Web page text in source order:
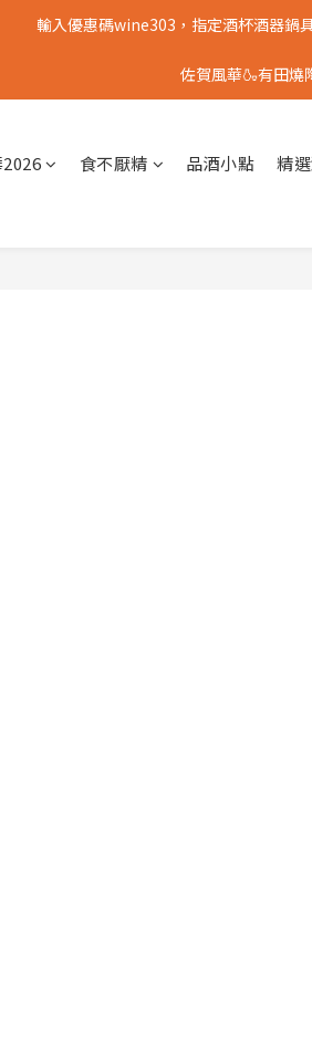
輸入優惠碼wine303，指定酒杯酒器鍋
佐賀風華🍶有田燒
食不厭精 品酒小點 精